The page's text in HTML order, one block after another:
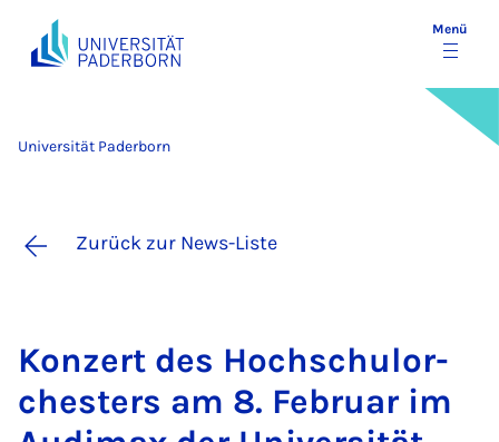
Menü
Universität Paderborn
Zurück zur News-Liste
Kon­zert des Hoch­schu­l­or­
ches­ters am 8. Fe­bru­ar im